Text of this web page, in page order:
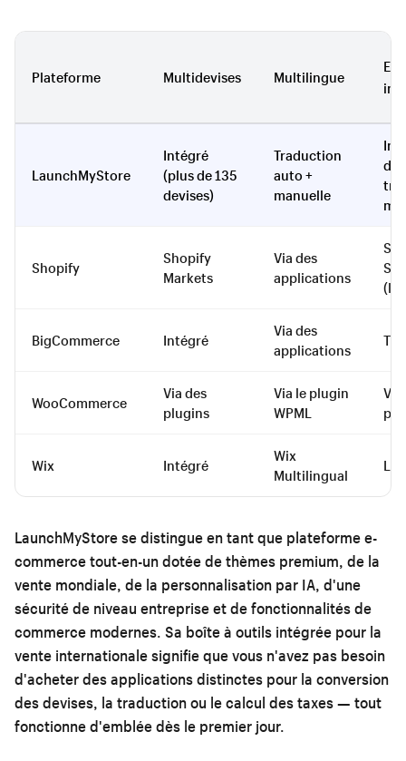
Plateforme Multidevises Multilingue
LaunchMyStore
Intégré
(plus de 135
devises)
Traduction
auto +
manuelle
de
Shopify
Shopify
Markets
Via des
applications
BigCommerce Intégré
Via des
applications
WooCommerce
Via des
plugins
Via le plugin
WPML
Via
Wix Intégré
Wix
Multilingual
LaunchMyStore se distingue en tant que plateforme e-
commerce tout-en-un dotée de thèmes premium, de la
vente mondiale, de la personnalisation par IA, d'une
sécurité de niveau entreprise et de fonctionnalités de
commerce modernes. Sa boîte à outils intégrée pour la
vente internationale signifie que vous n'avez pas besoin
d'acheter des applications distinctes pour la conversion
des devises, la traduction ou le calcul des taxes — tout
fonctionne d'emblée dès le premier jour.